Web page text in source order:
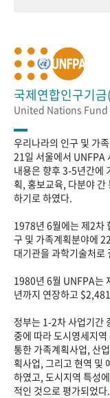
국제연합인구기
United Nations
우리나라의 인구 및 가
21일 서울에서 UNFPA
내용은 향후 3-5년간에
획, 홍보교육, 다분야 간
하기로 하였다.
1978년 6월에는 제2차
구 및 가족계획분야에
대기관을 과학기술처로
1980년 6월 UNFPA는
년까지 연장하고
정부는 1-2차 사업기간
중에 따라 도시영세지
통한 가족계획사업, 산
획사업, 그리고 현역 및
하였고, 도시지역 특성
적인 것으로 평가되었다.